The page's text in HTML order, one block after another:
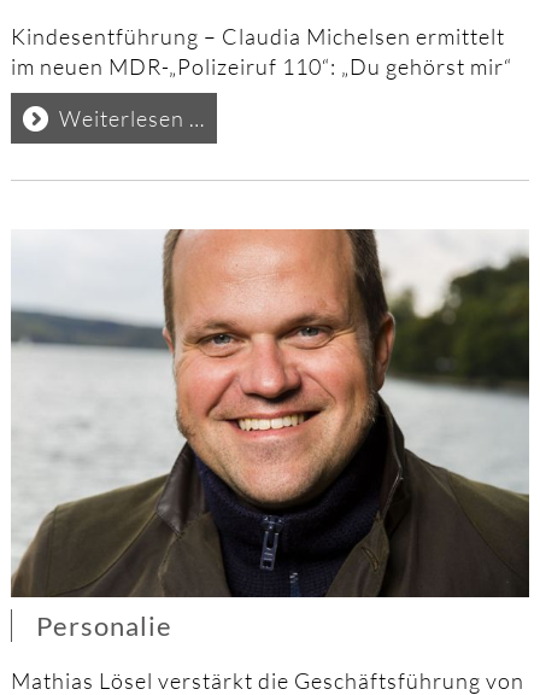
Kindesentführung – Claudia Michelsen ermittelt
im neuen MDR-„Polizeiruf 110“: „Du gehörst mir“
Weiterlesen …Drehstart
„Polizeiruf
Magdeburg“
Personalie
Mathias Lösel verstärkt die Geschäftsführung von